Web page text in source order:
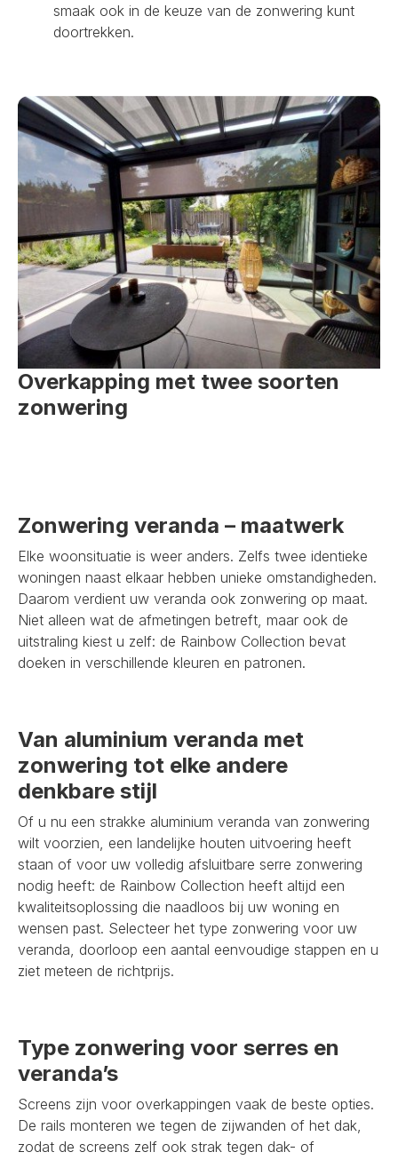
smaak ook in de keuze van de zonwering kunt
doortrekken.
Overkapping met twee soorten
zonwering
Zonwering veranda – maatwerk
Elke woonsituatie is weer anders. Zelfs twee identieke
woningen naast elkaar hebben unieke omstandigheden.
Daarom verdient uw veranda ook zonwering op maat.
Niet alleen wat de afmetingen betreft, maar ook de
uitstraling kiest u zelf: de Rainbow Collection bevat
doeken in verschillende kleuren en patronen.
Van aluminium veranda met
zonwering tot elke andere
denkbare stijl
Of u nu een strakke aluminium veranda van zonwering
wilt voorzien, een landelijke houten uitvoering heeft
staan of voor uw volledig afsluitbare serre zonwering
nodig heeft: de Rainbow Collection heeft altijd een
kwaliteitsoplossing die naadloos bij uw woning en
wensen past. Selecteer het type zonwering voor uw
veranda, doorloop een aantal eenvoudige stappen en u
ziet meteen de richtprijs.
Type zonwering voor serres en
veranda’s
Screens zijn voor overkappingen vaak de beste opties.
De rails monteren we tegen de zijwanden of het dak,
zodat de screens zelf ook strak tegen dak- of